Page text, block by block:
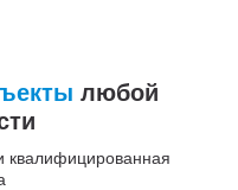
любой
квалифицированная